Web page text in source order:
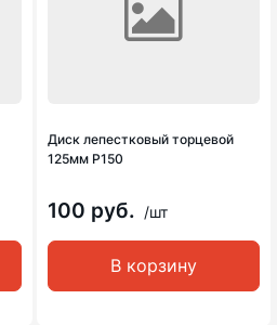
Диск лепестковый торцевой
125мм Р150
100 руб. /шт
В корзину